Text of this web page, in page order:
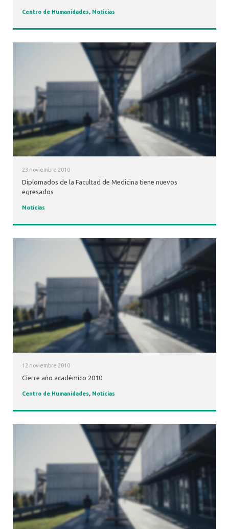
Centro de Humanidades, Noticias
23 noviembre 2010
Diplomados de la Facultad de Medicina tiene nuevos
egresados
Noticias
12 noviembre 2010
Cierre año académico 2010
Centro de Humanidades, Noticias